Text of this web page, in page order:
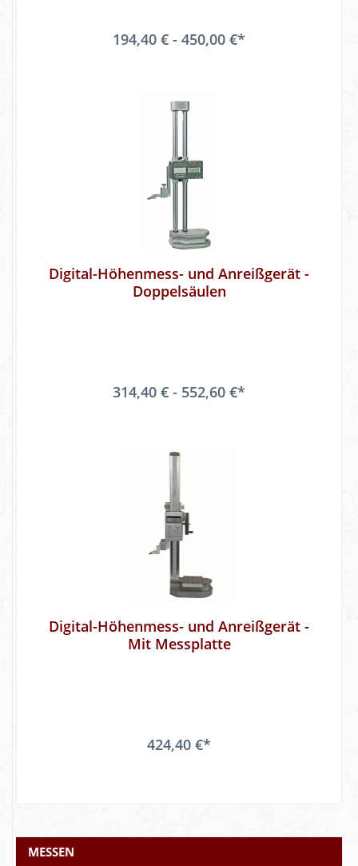
194,40 € - 450,00 €*
Digital-Höhenmess- und Anreißgerät -
Doppelsäulen
314,40 € - 552,60 €*
Digital-Höhenmess- und Anreißgerät -
Mit Messplatte
424,40 €*
MESSEN